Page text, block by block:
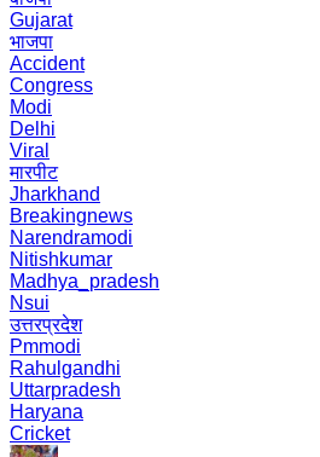
Gujarat
भाजपा
Accident
Congress
Modi
Delhi
Viral
मारपीट
Jharkhand
Breakingnews
Narendramodi
Nitishkumar
Madhya_pradesh
Nsui
उत्तरप्रदेश
Pmmodi
Rahulgandhi
Uttarpradesh
Haryana
Cricket